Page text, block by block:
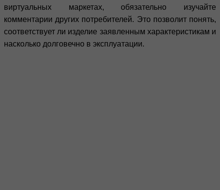
виртуальных маркетах, обязательно изучайте
комментарии других потребителей. Это позволит понять,
соответствует ли изделие заявленным характеристикам и
насколько долговечно в эксплуатации.